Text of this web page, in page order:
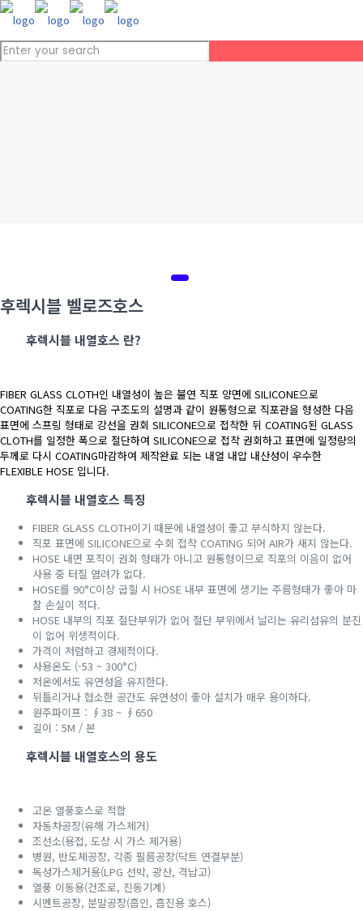
후렉시블 벨로즈호스
후렉시블 내열호스 란?
FIBER GLASS CLOTH인 내열성이 높은 불연 직포 양면에 SILICONE으로
COATING한 직포로 다음 구조도의 설명과 같이 원통형으로 직포관을 형성한 다음
표면에 스프링 형태로 강선을 권회 SILICONE으로 접착한 뒤 COATING된 GLASS
CLOTH를 일정한 폭으로 절단하여 SILICONE으로 접착 권회하고 표면에 일정량의
두께로 다시 COATING마감하여 제작완료 되는 내열 내압 내산성이 우수한
FLEXIBLE HOSE 입니다.
후렉시블 내열호스 특징
FIBER GLASS CLOTH이기 때문에 내열성이 좋고 부식하지 않는다.
직포 표면에 SILICONE으로 수회 접착 COATING 되어 AIR가 새지 않는다.
HOSE 내면 포직이 권회 형태가 아니고 원통형이므로 직포의 이음이 없어
사용 중 터질 염려가 없다.
HOSE를 90°C이상 굽힐 시 HOSE 내부 표면에 생기는 주름형태가 좋아 마
찰 손실이 적다.
HOSE 내부의 직포 절단부위가 없어 절단 부위에서 날리는 유리섬유의 분진
이 없어 위생적이다.
가격이 저렴하고 경제적이다.
사용온도 (-53 ~ 300°C)
저온에서도 유연성을 유지한다.
뒤틀리거나 협소한 공간도 유연성이 좋아 설치가 매우 용이하다.
원주파이프 : ∮38 ~ ∮650
길이 : 5M / 본
후렉시블 내열호스의 용도
고온 열풍호스로 적합
자동차공장(유해 가스제거)
조선소(용접, 도상 시 가스 제거용)
병원, 반도체공장, 각종 필름공장(닥트 연결부분)
독성가스제거용(LPG 선박, 광산, 격납고)
열풍 이동용(건조로, 진동기계)
시멘트공장, 분말공장(흡인, 흡진용 호스)